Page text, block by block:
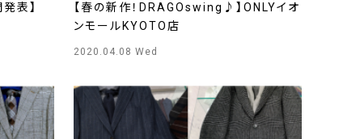
表】
【春の新作！DRAGOswing♪】ONLYイオ
ンモールKYOTO店
2020.04.08 Wed